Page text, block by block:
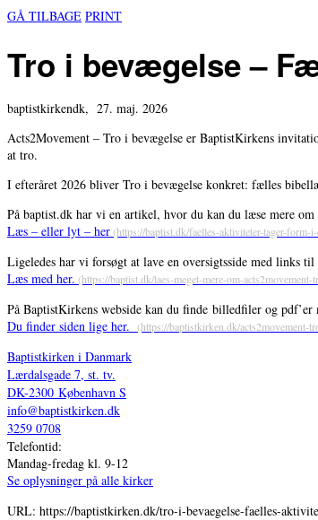
GÅ TILBAGE PRINT
Tro i bevægelse –
baptistkirkendk, 27. maj. 2026
Acts2Movement – Tro i bevægelse er BaptistKirkens
at tro.
I efteråret 2026 bliver Tro i bevægelse konkret: fælles
På baptist.dk har vi en artikel, hvor du kan du læse mere
Læs – eller lyt – her
Ligeledes har vi forsøgt at lave en oversigtsside med links
Læs med her.
På BaptistKirkens webside kan du finde billedfiler og
Du finder siden lige her.
Baptistkirken i Danmark
Lærdalsgade 7, st. tv.
DK-2300 København S
info@baptistkirken.dk
3259 0708
Telefontid:
Mandag-fredag kl. 9-12
Se oplysninger på alle kirker
URL: https://baptistkirken.dk/tro-i-bevaegelse-faelles-